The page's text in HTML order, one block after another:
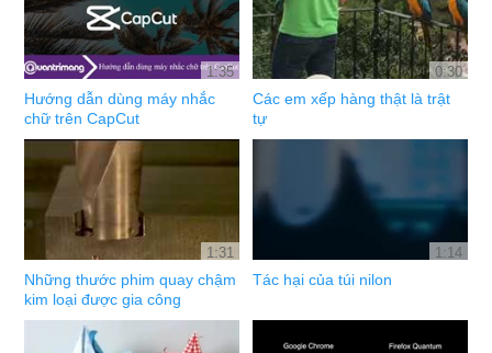
1:35
Hướng dẫn dùng máy nhắc
chữ trên CapCut
0:30
Các em xếp hàng thật là trật
tự
1:31
Những thước phim quay chậm
kim loại được gia công
1:14
Tác hại của túi nilon